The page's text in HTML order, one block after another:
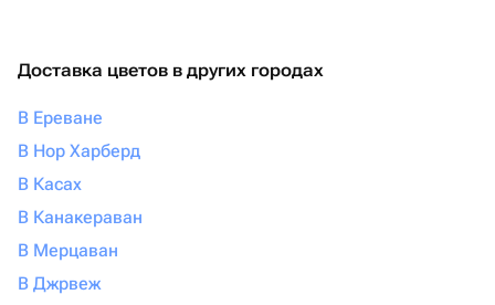
Доставка цветов в других городах
В Ереване
В Нор Харберд
В Касах
В Канакераван
В Мерцаван
В Джрвеж